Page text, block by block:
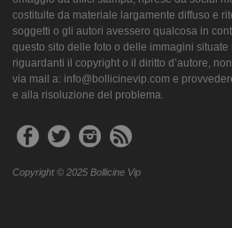
costituite da materiale largamente diffuso e
soggetti o gli autori avessero qualcosa in
questo sito delle foto o delle immagini situate
riguardanti il copyright o il diritto d’autore,
via mail a: info@bollicinevip.com e
e alla risoluzione del problema.
Copyright © 2025 Bollicine Vip